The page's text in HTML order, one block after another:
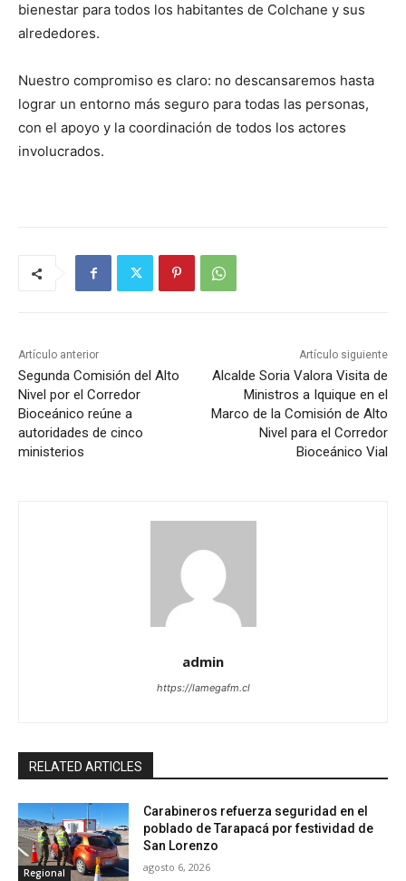
bienestar para todos los habitantes de Colchane y sus
alrededores.
Nuestro compromiso es claro: no descansaremos hasta
lograr un entorno más seguro para todas las personas,
con el apoyo y la coordinación de todos los actores
involucrados.
Artículo anterior
Segunda Comisión del Alto
Nivel por el Corredor
Bioceánico reúne a
autoridades de cinco
ministerios
Artículo siguiente
Alcalde Soria Valora Visita de
Ministros a Iquique en el
Marco de la Comisión de Alto
Nivel para el Corredor
Bioceánico Vial
admin
https://lamegafm.cl
RELATED ARTICLES
Regional
Carabineros refuerza seguridad en el
poblado de Tarapacá por festividad de
San Lorenzo
agosto 6, 2026